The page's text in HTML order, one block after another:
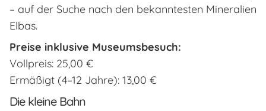
– auf der Suche nach den bekanntesten Mineralien
Elbas.
Preise inklusive Museumsbesuch:
Vollpreis: 25,00 €
Ermäßigt (4–12 Jahre): 13,00 €
Die kleine Bahn